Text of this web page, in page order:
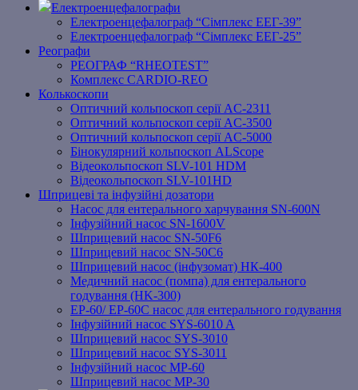
Електроенцефалографи
Електроенцефалограф “Сімплекс ЕЕГ-39”
Електроенцефалограф “Сімплекс ЕЕГ-25”
Реографи
РЕОГРАФ “RHEOTEST”
Комплекс CARDIO-REO
Колькоскопи
Оптичний кольпоскоп серії AC-2311
Оптичний кольпоскоп серії AC-3500
Оптичний кольпоскоп серії AC-5000
Бінокулярний кольпоскоп ALScope
Відеокольпоскоп SLV-101 HDM
Відеокольпоскоп SLV-101HD
Шприцеві та інфузійні дозатори
Насос для ентерального харчування SN-600N
Інфузійний насос SN-1600V
Шприцевий насос SN-50F6
Шприцевий насос SN-50C6
Шприцевий насос (інфузомат) НК-400
Медичний насос (помпа) для ентерального
годування (HK-300)
EP-60/ EP-60C насос для ентерального годування
Інфузійний насос SYS-6010 A
Шприцевий насос SYS-3010
Шприцевий насос SYS-3011
Інфузійний насос MP-60
Шприцевий насос MP-30